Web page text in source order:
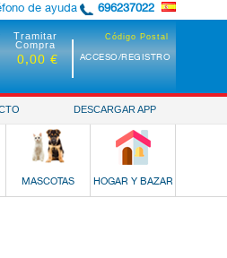
de ayuda 696237022
Código Postal
ACCESO/REGISTRO
Tramitar
Compra
0,00 €
DESCARGAR APP
MASCOTAS HOGAR Y BAZAR